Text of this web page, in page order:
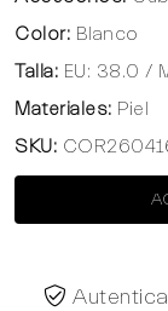
Color: Blanco
Talla: EU: 38.0 /
Materiales: Piel
SKU: